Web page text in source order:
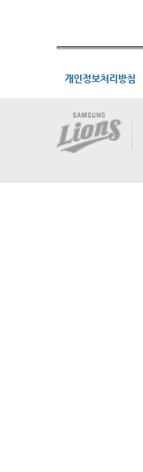
개인정보처리방침